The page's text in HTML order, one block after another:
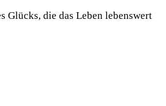
Glücks, die das Leben lebenswert